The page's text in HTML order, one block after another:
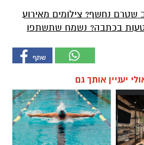
שטרם נחשף? צילומים מאירוע
בכתבה? נשמח שתשתפו
יעניין אותך גם